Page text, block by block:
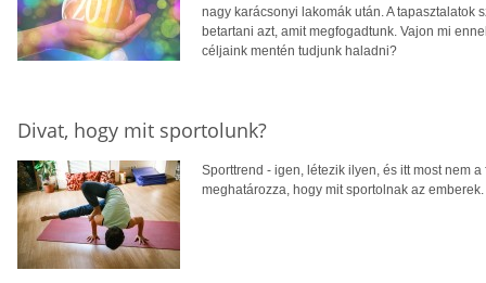
nagy karácsonyi lakomák után. A tapasztalatok
betartani azt, amit megfogadtunk. Vajon mi
céljaink mentén tudjunk haladni?
Divat, hogy mit sportolunk?
Sporttrend - igen, létezik ilyen, és itt most nem
meghatározza, hogy mit sportolnak az emberek.